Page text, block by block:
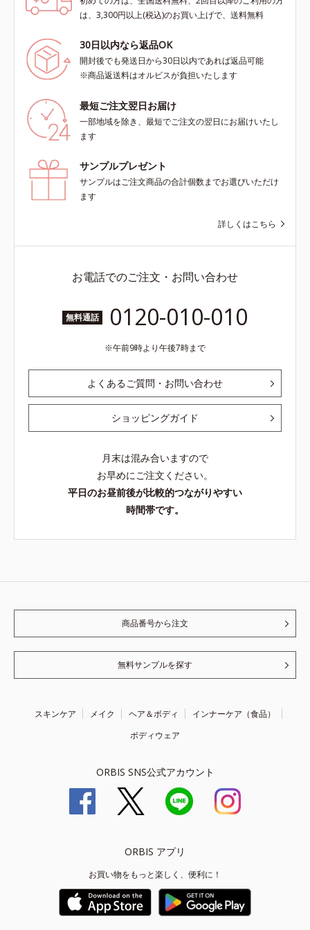
は、3,300円以上(税込)のお買い上げで、送料無料
30日以内なら返品OK
開封後でも発送日から30日以内であれば返品可能
※商品返送料はオルビスが負担いたします
最短ご注文翌日お届け
一部地域を除き、最短でご注文の翌日にお届けいたし
ます
サンプルプレゼント
サンプルはご注文商品の合計個数までお選びいただけ
ます
詳しくはこちら
お電話でのご注文・お問い合わせ
無料通話 0120-010-010
午前9時より午後7時まで
よくあるご質問・お問い合わせ
ショッピングガイド
月末は混み合いますので
お早めにご注文ください。
平日のお昼前後が比較的つながりやすい
時間帯です。
商品番号から注文
無料サンプルを探す
スキンケア メイク ヘア＆ボディ
インナーケア（食品）
ボディウェア
ORBIS SNS公式アカウント
ORBIS アプリ
お買い物をもっと楽しく、便利に！